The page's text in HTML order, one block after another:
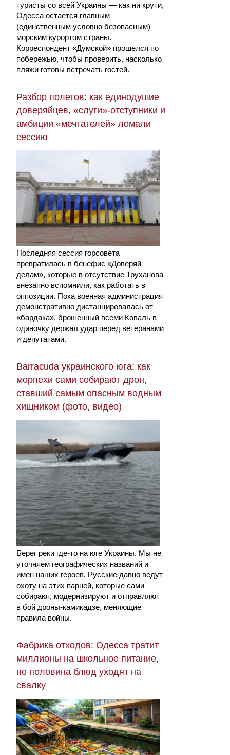
туристы со всей Украины — как ни крути,
Одесса остается главным
(единственным условно безопасным)
морским курортом страны.
Корреспондент «Думской» прошелся по
побережью, чтобы проверить, насколько
пляжи готовы встречать гостей.
Разбор полетов: как единодушие
доверяйцев, «слуги»-отступники и
амбиции «мечтателей» ломали
сессию
Последняя сессия горсовета
превратилась в бенефис «Доверяй
делам», которые в отсутствие Труханова
внезапно вспомнили, как работать в
оппозиции. Пока военная администрация
демонстративно дистанцировалась от
«бардака», брошенный всеми Коваль в
одиночку держал удар перед ветеранами
и депутатами.
Barracuda украинского юга: как
морпехи сами собирают дрон,
ставший самым опасным водным
хищником (фото, видео)
Берег реки где-то на юге Украины. Мы не
уточняем географических названий и
имен наших героев. Русские давно ведут
охоту на этих парней, которые сами
собирают, модернизируют и отправляют
в бой дроны-камикадзе, меняющие
правила войны.
Фабрика отходов: Одесса тратит
миллионы на школьное питание,
но половина блюд уходят на
свалку